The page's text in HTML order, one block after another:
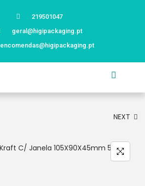
219501047
geral@higipackaging.pt
encomendas@higipackaging.pt
NEXT